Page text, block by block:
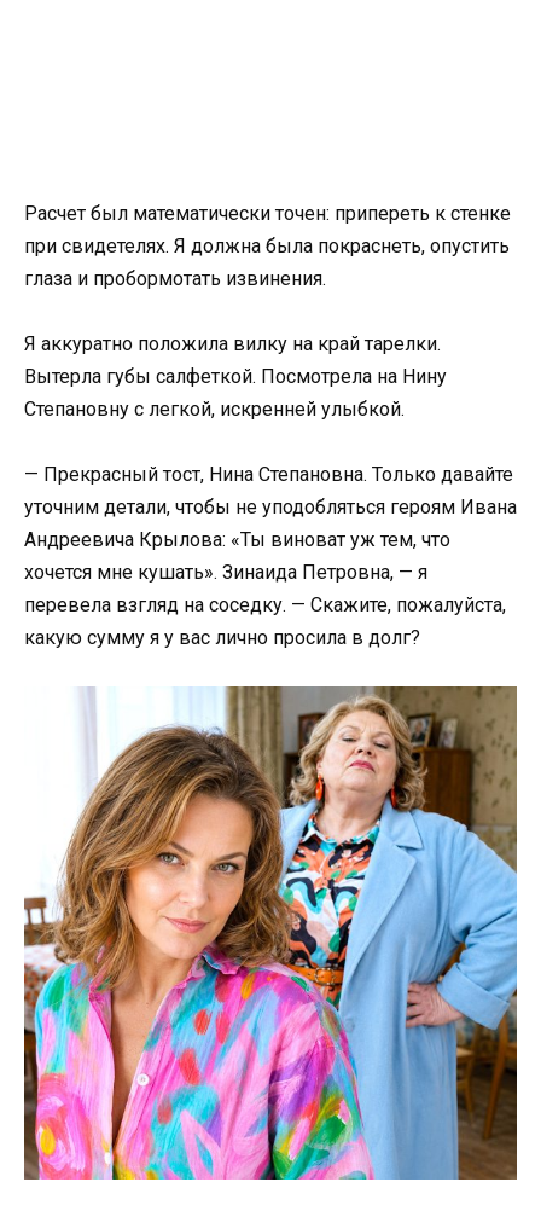
Расчет был математически точен: припереть к стенке
при свидетелях. Я должна была покраснеть, опустить
глаза и пробормотать извинения.
Я аккуратно положила вилку на край тарелки.
Вытерла губы салфеткой. Посмотрела на Нину
Степановну с легкой, искренней улыбкой.
— Прекрасный тост, Нина Степановна. Только давайте
уточним детали, чтобы не уподобляться героям Ивана
Андреевича Крылова: «Ты виноват уж тем, что
хочется мне кушать». Зинаида Петровна, — я
перевела взгляд на соседку. — Скажите, пожалуйста,
какую сумму я у вас лично просила в долг?